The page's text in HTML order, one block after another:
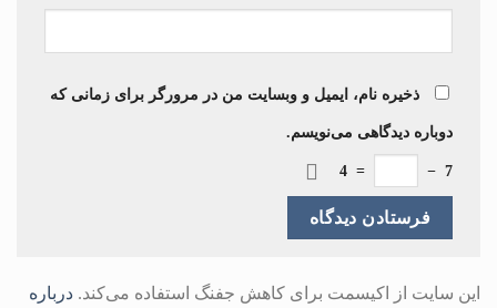
ذخیره نام، ایمیل و وبسایت من در مرورگر برای زمانی که
دوباره دیدگاهی می‌نویسم.
7
−
=
4
این سایت از اکیسمت برای کاهش جفنگ استفاده می‌کند. درباره